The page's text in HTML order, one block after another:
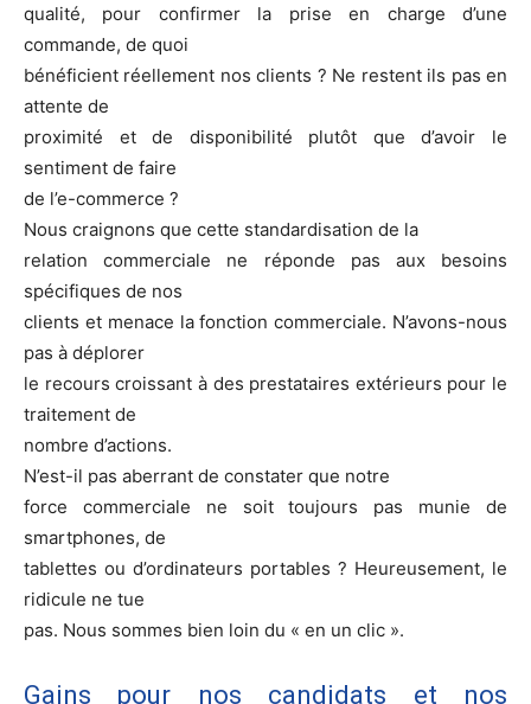
qualité, pour confirmer la prise en charge d’une
commande, de quoi
bénéficient réellement nos clients ? Ne restent ils pas en
attente de
proximité et de disponibilité plutôt que d’avoir le
sentiment de faire
de l’e-commerce ?
Nous craignons que cette standardisation de la
relation commerciale ne réponde pas aux besoins
spécifiques de nos
clients et menace la fonction commerciale. N’avons-nous
pas à déplorer
le recours croissant à des prestataires extérieurs pour le
traitement de
nombre d’actions.
N’est-il pas aberrant de constater que notre
force commerciale ne soit toujours pas munie de
smartphones, de
tablettes ou d’ordinateurs portables ? Heureusement, le
ridicule ne tue
pas. Nous sommes bien loin du « en un clic ».
Gains pour nos candidats et nos